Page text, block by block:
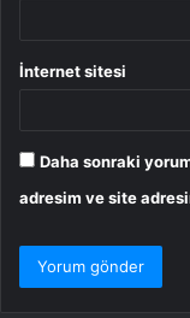
İnternet sitesi
Daha sonraki
adresim ve site